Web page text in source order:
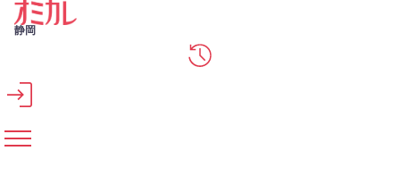
メインコンテンツへスキップ
静岡